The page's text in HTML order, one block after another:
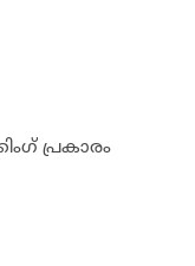
പ്രകാരം